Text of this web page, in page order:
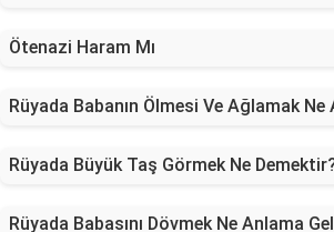
Ötenazi Haram Mı
Rüyada Babanın Ölmesi Ve Ağlamak Ne
Rüyada Büyük Taş Görmek Ne
Rüyada Babasını Dövmek Ne Anlama